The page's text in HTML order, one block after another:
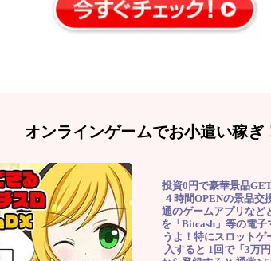
オンラインゲームでお小遣い稼ぎ
投資0円で豪華景品
４時間OPENの景品交
通のゲームアプリなど
を「Bitcash」等の電
うよ！特にスロット
入すると 1回で「3万